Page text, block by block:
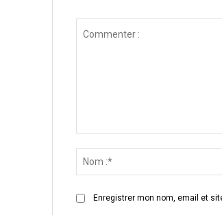
Enregistrer mon nom, email et